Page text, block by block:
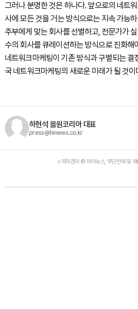
그러나 분명한 것은 하나다. 앞으로의 네트
사에 모든 것을 거는 방식으로는 지속 가능
주부에게 맞는 회사를 선별하고, 전문가가
수의 회사를 큐레이션하는 방식으로 진화해
네트워크마케팅이 기존 방식과 구별되는 결
국 네트워크마케팅의 새로운 미래가 될 것이
하현석 올원코리아 대표
press@hinews.co.kr
<저작권자 © 하이뉴스, 무단전재 및 재